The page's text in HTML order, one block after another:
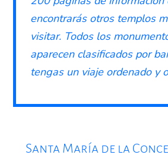
encontrarás otros templos
visitar. Todos los
aparecen clasificados por
tengas un viaje ordenado y
Santa María de la